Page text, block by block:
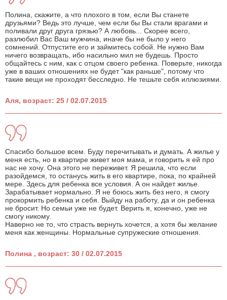
Полина, скажите, а что плохого в том, если Вы станете
друзьями? Ведь это лучше, чем если бы Вы стали врагами и
поливали друг друга грязью? А любовь... Скорее всего,
разлюбил Вас Ваш мужчина, иначе бы не было у него
сомнений. Отпустите его и займитесь собой. Не нужно Вам
ничего возвращать, ибо насильно мил не будешь. Просто
общайтесь с ним, как с отцом своего ребенка. Поверьте, никогда
уже в ваших отношениях не будет "как раньше", потому что
такие вещи не проходят бесследно. Не тешьте себя иллюзиями.
Аля, возраст: 25 / 02.07.2015
Спасибо большое всем. Буду перечитывать и думать. А жилье у
меня есть, но в квартире живет моя мама, и говорить я ей про
нас не хочу. Она этого не переживет. Я решила, что если
разойдемся, то останусь жить в его квартире, пока, по крайней
мере. Здесь для ребенка все условия. А он найдет жилье.
Зарабатывает нормально. Я не боюсь жить без него, я смогу
прокормить ребенка и себя. Выйду на работу, да и он ребенка
не бросит. Но семьи уже не будет. Верить я, конечно, уже не
смогу никому.
Наверно не то, что страсть вернуть хочется, а хотя бы желание
меня как женщины. Нормальные супружеские отношения.
Полина , возраст: 30 / 02.07.2015